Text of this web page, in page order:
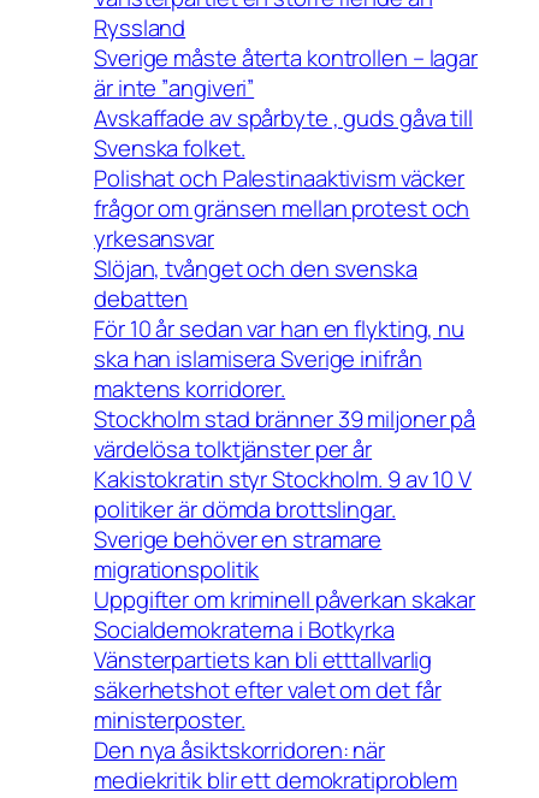
Ryssland
Sverige måste återta kontrollen – lagar
är inte ”angiveri”
Avskaffade av spårbyte , guds gåva till
Svenska folket.
Polishat och Palestinaaktivism väcker
frågor om gränsen mellan protest och
yrkesansvar
Slöjan, tvånget och den svenska
debatten
För 10 år sedan var han en flykting, nu
ska han islamisera Sverige inifrån
maktens korridorer.
Stockholm stad bränner 39 miljoner på
värdelösa tolktjänster per år
Kakistokratin styr Stockholm. 9 av 10 V
politiker är dömda brottslingar.
Sverige behöver en stramare
migrationspolitik
Uppgifter om kriminell påverkan skakar
Socialdemokraterna i Botkyrka
Vänsterpartiets kan bli etttallvarlig
säkerhetshot efter valet om det får
ministerposter.
Den nya åsiktskorridoren: när
mediekritik blir ett demokratiproblem